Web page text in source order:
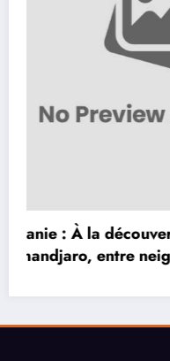
Club NYX
inoubliable dans